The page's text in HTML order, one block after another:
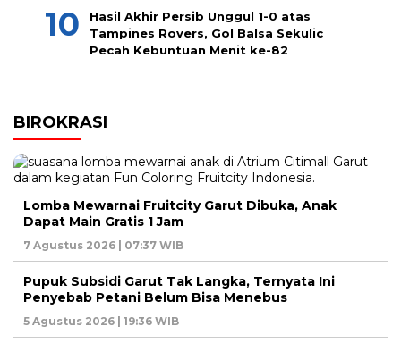
Hasil Akhir Persib Unggul 1-0 atas
Tampines Rovers, Gol Balsa Sekulic
Pecah Kebuntuan Menit ke-82
BIROKRASI
Lomba Mewarnai Fruitcity Garut Dibuka, Anak
Dapat Main Gratis 1 Jam
7 Agustus 2026 | 07:37 WIB
Pupuk Subsidi Garut Tak Langka, Ternyata Ini
Penyebab Petani Belum Bisa Menebus
5 Agustus 2026 | 19:36 WIB